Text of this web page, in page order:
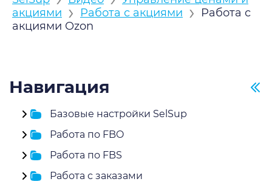
акциями › Работа с акциями › Работа с
акциями Ozon
Навигация
Базовые настройки SelSup
Работа по FBO
Работа по FBS
Работа с заказами